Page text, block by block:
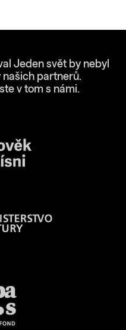
Jeden svět by nebyl
partnerů.
v tom s námi.